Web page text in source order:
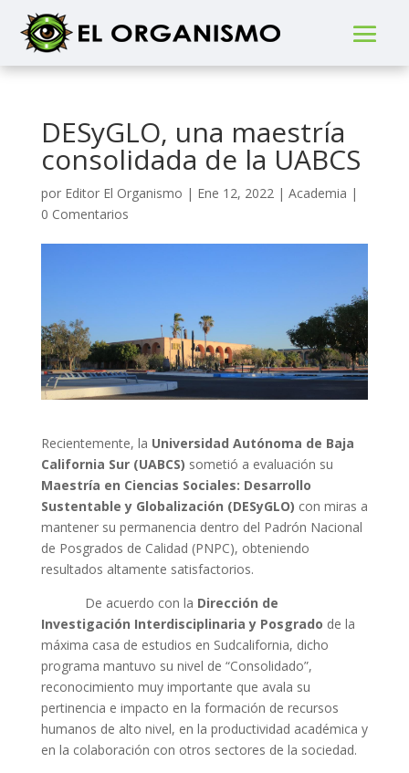
DESyGLO, una maestría
consolidada de la UABCS
por Editor El Organismo | Ene 12, 2022| Academia |
0 Comentarios
Recientemente, la Universidad Autónoma de Baja
California Sur (UABCS) sometió a evaluación su
Maestría en Ciencias Sociales: Desarrollo
Sustentable y Globalización (DESyGLO) con miras a
mantener su permanencia dentro del Padrón Nacional
de Posgrados de Calidad (PNPC), obteniendo
resultados altamente satisfactorios.
De acuerdo con la Dirección de
Investigación Interdisciplinaria y Posgrado de la
máxima casa de estudios en Sudcalifornia, dicho
programa mantuvo su nivel de “Consolidado”,
reconocimiento muy importante que avala su
pertinencia e impacto en la formación de recursos
humanos de alto nivel, en la productividad académica y
en la colaboración con otros sectores de la sociedad.